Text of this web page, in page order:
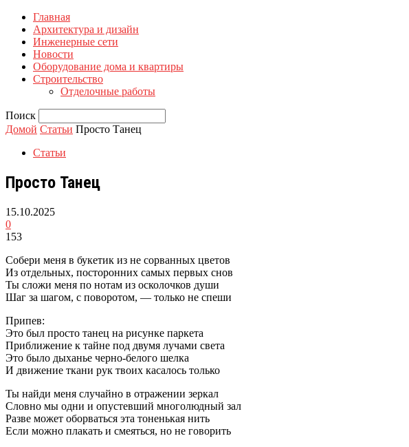
Главная
Архитектура и дизайн
Инженерные сети
Новости
Оборудование дома и квартиры
Строительство
Отделочные работы
Поиск
Домой Статьи Просто Танец
Статьи
Просто Танец
15.10.2025
0
153
Собери меня в букетик из не сорванных цветов
Из отдельных, посторонних самых первых снов
Ты сложи меня по нотам из осколочков души
Шаг за шагом, с поворотом, — только не спеши
Припев:
Это был просто танец на рисунке паркета
Приближение к тайне под двумя лучами света
Это было дыханье черно-белого шелка
И движение ткани рук твоих касалось только
Ты найди меня случайно в отражении зеркал
Словно мы одни и опустевший многолюдный зал
Разве может оборваться эта тоненькая нить
Если можно плакать и смеяться, но не говорить